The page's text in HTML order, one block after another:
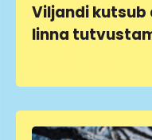
Viljandi
linna